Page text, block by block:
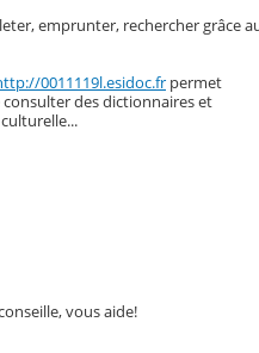
emprunter, rechercher grâce
0011119l.esidoc.fr permet
des dictionnaires et
vous aide!